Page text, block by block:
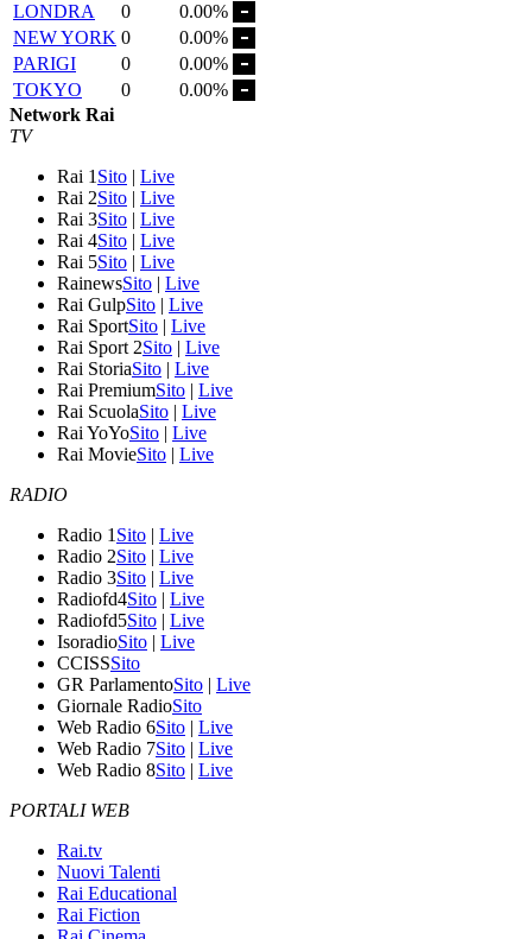
LONDRA
0
0.00%
NEW YORK 0
0.00%
PARIGI
0
0.00%
TOKYO
0
0.00%
Network Rai
TV
Rai 1 Sito | Live
Rai 2Sito | Live
Rai 3Sito | Live
Rai 4Sito | Live
Rai 5Sito | Live
RainewsSito | Live
Rai GulpSito | Live
Rai SportSito | Live
Rai Sport 2Sito | Live
Rai StoriaSito | Live
Rai PremiumSito | Live
Rai ScuolaSito | Live
Rai YoYoSito | Live
Rai MovieSito | Live
RADIO
Radio 1 Sito | Live
Radio 2Sito | Live
Radio 3Sito | Live
Radiofd4Sito | Live
Radiofd5Sito | Live
IsoradioSito | Live
CCISSSito
GR ParlamentoSito | Live
Giornale RadioSito
Web Radio 6Sito | Live
Web Radio 7Sito | Live
Web Radio 8Sito | Live
PORTALI WEB
Rai.tv
Nuovi Talenti
Rai Educational
Rai Fiction